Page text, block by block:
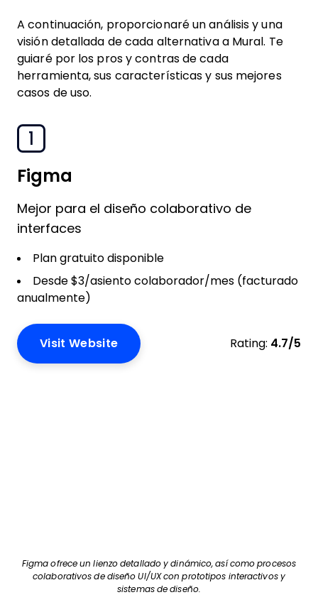
A continuación, proporcionaré un análisis y una
visión detallada de cada alternativa a Mural. Te
guiaré por los pros y contras de cada
herramienta, sus características y sus mejores
casos de uso.
1
Figma
Mejor para el diseño colaborativo de
interfaces
Plan gratuito disponible
Desde $3/asiento colaborador/mes (facturado
anualmente)
Visit Website Rating: 4.7/5
Figma ofrece un lienzo detallado y dinámico, así como procesos
colaborativos de diseño UI/UX con prototipos interactivos y
sistemas de diseño.